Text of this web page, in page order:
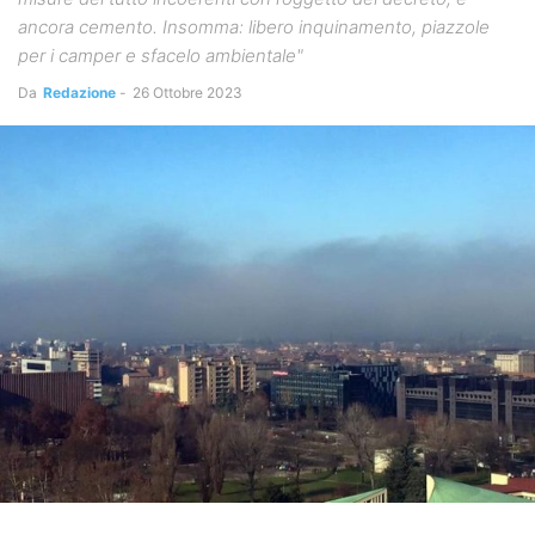
ancora cemento. Insomma: libero inquinamento, piazzole
per i camper e sfacelo ambientale"
Da Redazione - 26 Ottobre 2023